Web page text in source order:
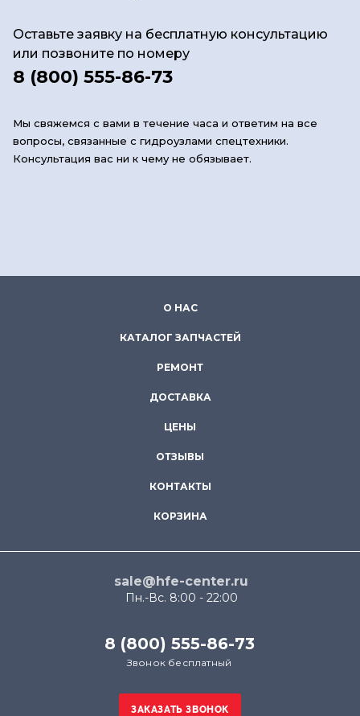
Оставьте заявку на бесплатную консультацию
или позвоните по номеру
8 (800) 555-86-73
Мы свяжемся с вами в течение часа и ответим на все
вопросы, связанные с гидроузлами спецтехники.
Консультация вас ни к чему не обязывает.
О НАС
КАТАЛОГ ЗАПЧАСТЕЙ
РЕМОНТ
ДОСТАВКА
ЦЕНЫ
ОТЗЫВЫ
КОНТАКТЫ
КОРЗИНА
sale@hfe-center.ru
Пн.-Вс. 8:00 - 22:00
8 (800) 555-86-73
Звонок бесплатный